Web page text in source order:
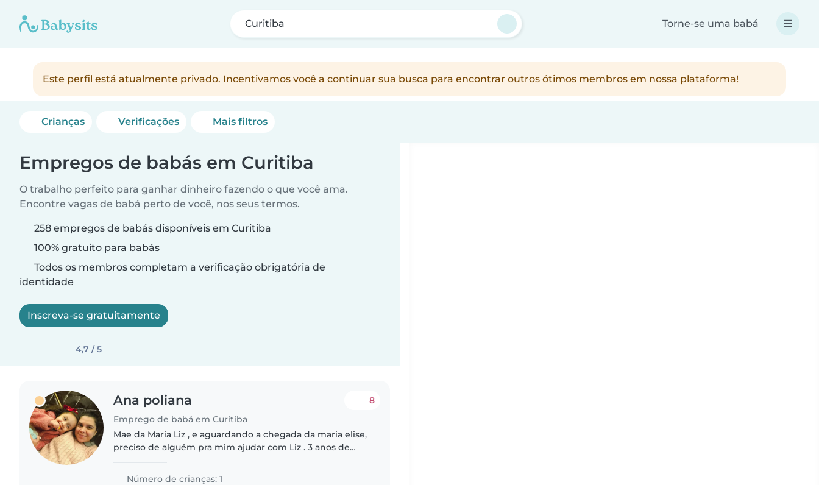
Curitiba Torne-se uma babá
Este perfil está atualmente privado. Incentivamos você a continuar sua busca para encontrar outros ótimos membros em nossa plataforma!
Crianças Verificações Mais filtros
Empregos de babás em Curitiba
O trabalho perfeito para ganhar dinheiro fazendo o que você ama.
Encontre vagas de babá perto de você, nos seus termos.
258 empregos de babás disponíveis em Curitiba
100% gratuito para babás
Todos os membros completam a verificação obrigatória de
identidade
Inscreva-se gratuitamente
4,7 / 5
Ana poliana
Emprego de babá em Curitiba
8
Mae da Maria Liz , e aguardando a chegada da maria elise,
preciso de alguém pra mim ajudar com Liz . 3 anos de
alguem pra me ajudar..
Número de crianças: 1